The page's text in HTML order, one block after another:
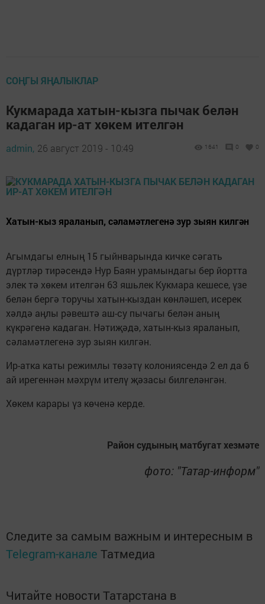
СОҢГЫ ЯҢАЛЫКЛАР
Кукмарада хатын-кызга пычак белән
кадаган ир-ат хөкем ителгән
admin, 26 август 2019 - 10:49 1641 0 0
Хатын-кыз яраланып, сәламәтлегенә зур зыян килгән
Агымдагы елның 15 гыйнварында кичке сәгать
дүртләр тирәсендә Нур Баян урамындагы бер йортта
элек тә хөкем ителгән 63 яшьлек Кукмара кешесе, үзе
белән бергә торучы хатын-кыздан көнләшеп, исерек
хәлдә аңлы рәвештә аш-су пычагы белән аның
күкрәгенә кадаган. Нәтиҗәдә, хатын-кыз яраланып,
сәламәтлегенә зур зыян килгән.
Ир-атка каты режимлы төзәтү колониясендә 2 ел да 6
ай ирегеннән мәхрүм ителү җәзасы билгеләнгән.
Хөкем карары үз көченә керде.
Район судының матбугат хезмәте
фото: "Татар-информ"
Следите за самым важным и интересным в
Telegram-канале Татмедиа
Читайте новости Татарстана в